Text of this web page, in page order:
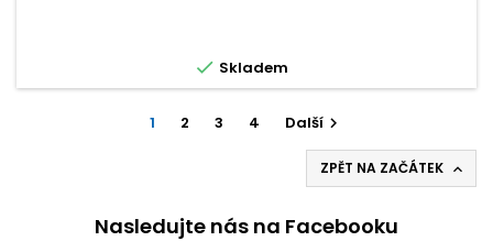
 Skladem
1 2 3 4 Další 
ZPĚT NA ZAČÁTEK 
Nasledujte nás na Facebooku